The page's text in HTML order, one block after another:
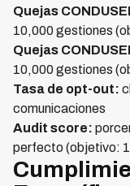
Quejas
10,000 gestiones
Quejas
10,000 gestiones
Tasa de opt-out:
comunicaciones
Audit score:
perfecto (objetivo: